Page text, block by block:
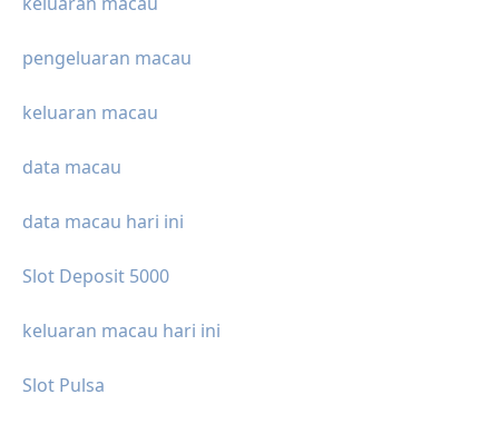
pengeluaran macau
keluaran macau
data macau
data macau hari ini
Slot Deposit 5000
keluaran macau hari ini
Slot Pulsa